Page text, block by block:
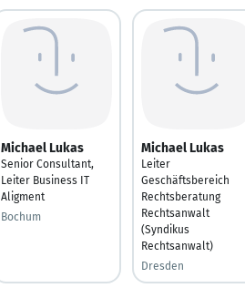
Michael Lukas
Senior Consultant,
Leiter Business IT
Aligment
Bochum
Michael Lukas
Leiter
Geschäftsbereich
Rechtsberatung
Rechtsanwalt
(Syndikus
Rechtsanwalt)
Dresden